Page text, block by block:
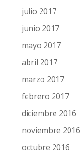
julio 2017
junio 2017
mayo 2017
abril 2017
marzo 2017
febrero 2017
diciembre 2016
noviembre 2016
octubre 2016